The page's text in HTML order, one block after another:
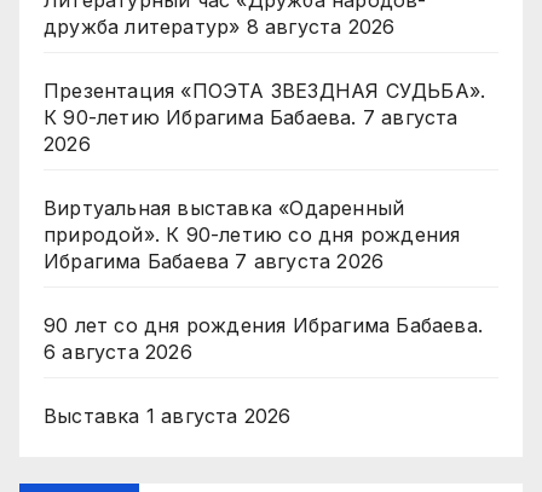
дружба литератур» 8 августа 2026
Презентация «ПОЭТА ЗВЕЗДНАЯ СУДЬБА».
К 90-летию Ибрагима Бабаева. 7 августа
2026
Виртуальная выставка «Одаренный
природой». К 90-летию со дня рождения
Ибрагима Бабаева 7 августа 2026
90 лет со дня рождения Ибрагима Бабаева.
6 августа 2026
Выставка 1 августа 2026